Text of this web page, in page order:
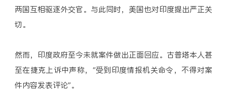
两国互相驱逐外交官。与此同时，美国也对印度提出严正关
切。
然而，印度政府至今未就案件做出正面回应。古普塔本人甚
至在捷克上诉中声称，“受到印度情报机关命令，不得对案
件内容发表评论”。